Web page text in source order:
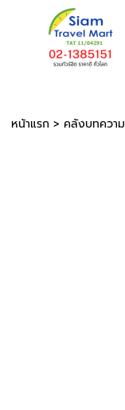
หน้าแรก > คลังบทความ